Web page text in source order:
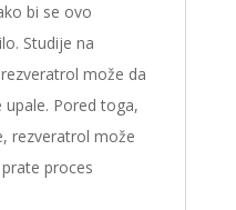
bi se ovo
Studije na
može da
upale. Pored toga,
rezveratrol može
proces